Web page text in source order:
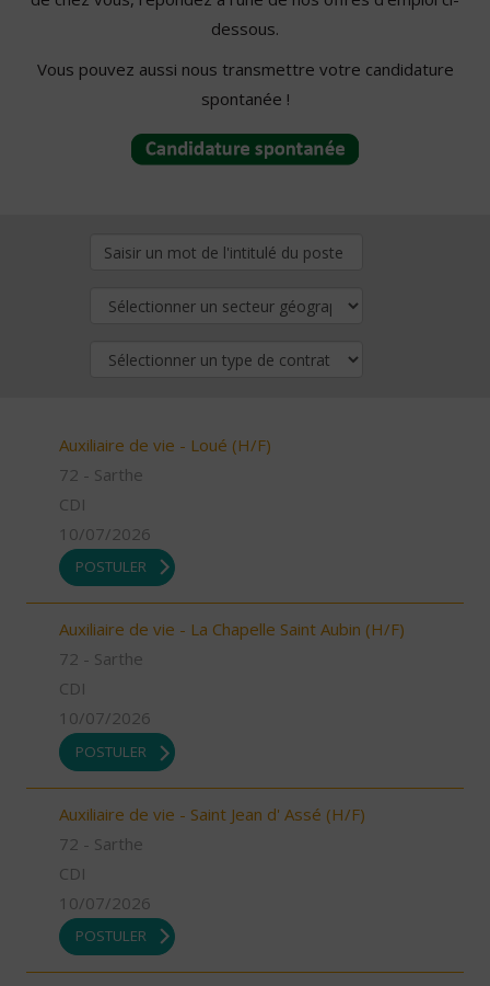
dessous.
Vous pouvez aussi nous transmettre votre candidature
spontanée !
Auxiliaire de vie - Loué (H/F)
72 - Sarthe
CDI
10/07/2026
POSTULER
Auxiliaire de vie - La Chapelle Saint Aubin (H/F)
72 - Sarthe
CDI
10/07/2026
POSTULER
Auxiliaire de vie - Saint Jean d' Assé (H/F)
72 - Sarthe
CDI
10/07/2026
POSTULER